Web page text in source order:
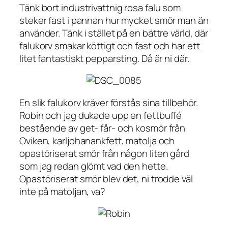
Tänk bort industrivattnig rosa falu som
steker fast i pannan hur mycket smör man än
använder. Tänk i stället på en bättre värld, där
falukorv smakar köttigt och fast och har ett
litet fantastiskt pepparsting. Då är ni där.
En slik falukorv kräver förstås sina tillbehör.
Robin och jag dukade upp en fettbuffé
bestående av get- får- och kosmör från
Oviken, karljohanankfett, matolja och
opastöriserat smör från någon liten gård
som jag redan glömt vad den hette.
Opastöriserat smör blev det, ni trodde väl
inte på matoljan, va?